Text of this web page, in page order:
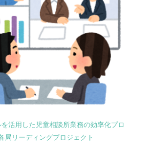
活用した児童相談所業務の効率化プロ
局リーディングプロジェクト